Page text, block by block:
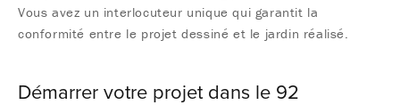
Vous avez un interlocuteur unique qui garantit la
conformité entre le projet dessiné et le jardin réalisé.
Démarrer votre projet dans le 92